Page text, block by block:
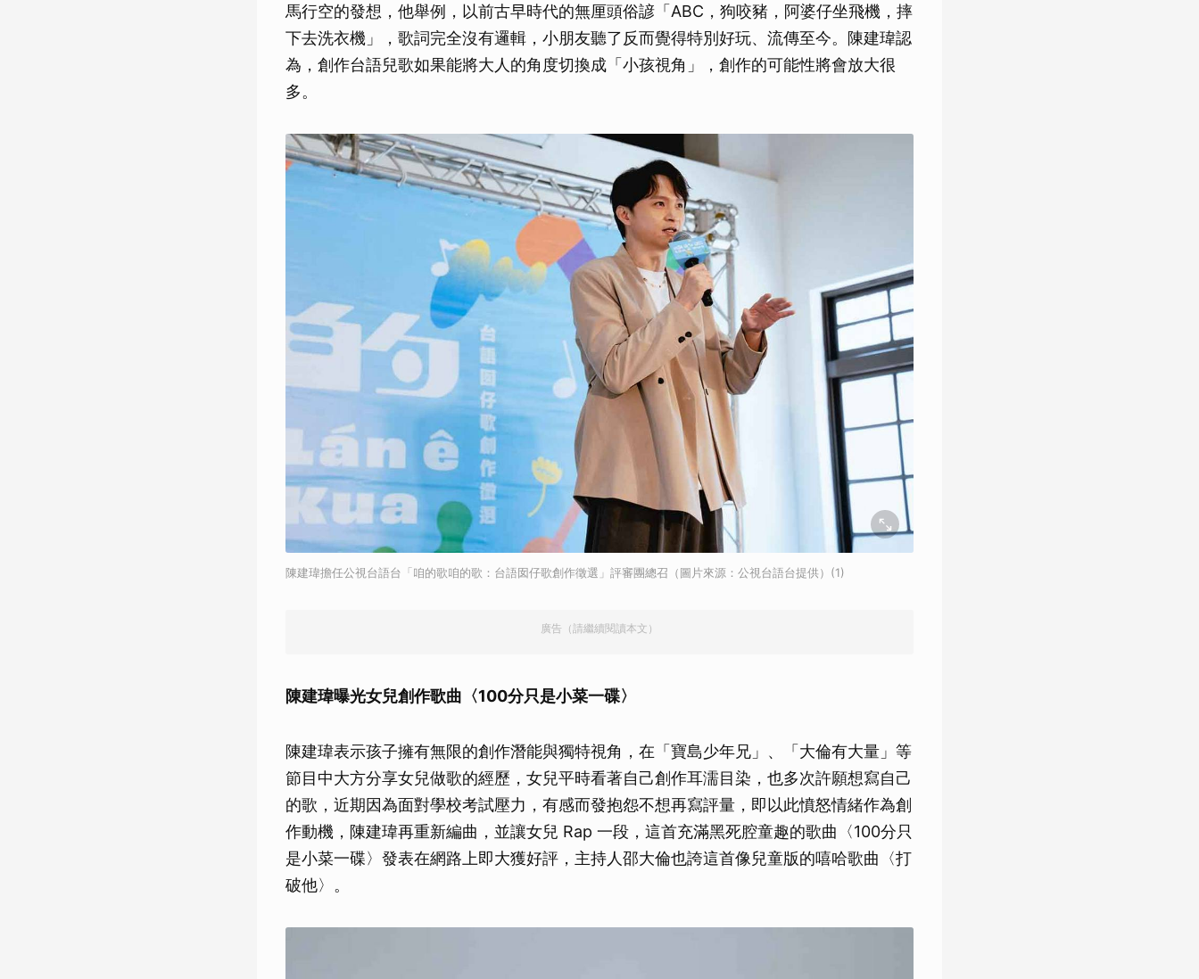
馬行空的發想，他舉例，以前古早時代的無厘頭俗諺「ABC，狗咬豬，阿婆仔坐飛機，摔
下去洗衣機」，歌詞完全沒有邏輯，小朋友聽了反而覺得特別好玩、流傳至今。陳建瑋認
為，創作台語兒歌如果能將大人的角度切換成「小孩視角」，創作的可能性將會放大很
多。
陳建瑋擔任公視台語台「咱的歌咱的歌：台語囡仔歌創作徵選」評審團總召（圖片來源：公視台語台提供）(1)
廣告（請繼續閱讀本文）
陳建瑋曝光女兒創作歌曲〈100分只是小菜一碟〉
陳建瑋表示孩子擁有無限的創作潛能與獨特視角，在「寶島少年兄」、「大倫有大量」等
節目中大方分享女兒做歌的經歷，女兒平時看著自己創作耳濡目染，也多次許願想寫自己
的歌，近期因為面對學校考試壓力，有感而發抱怨不想再寫評量，即以此憤怒情緒作為創
作動機，陳建瑋再重新編曲，並讓女兒 Rap 一段，這首充滿黑死腔童趣的歌曲〈100分只
是小菜一碟〉發表在網路上即大獲好評，主持人邵大倫也誇這首像兒童版的嘻哈歌曲〈打
破他〉。